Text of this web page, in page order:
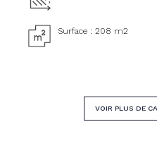
Surface : 208 m2
VOIR PLUS DE